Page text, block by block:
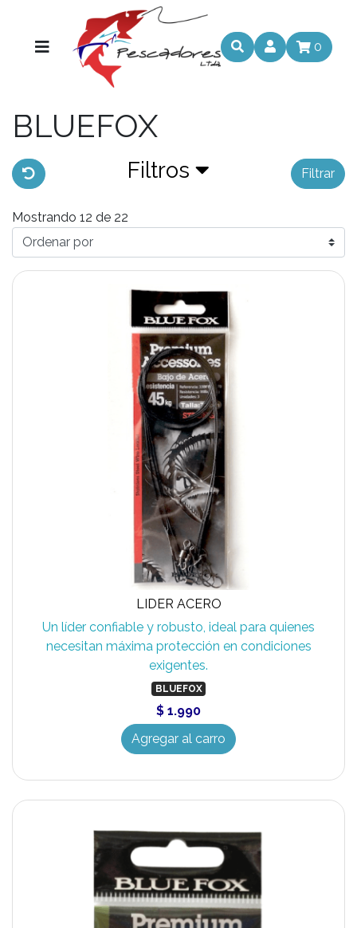
0
BLUEFOX
Filtros Filtrar
Mostrando 12 de 22
LIDER ACERO
Un líder confiable y robusto, ideal para quienes
necesitan máxima protección en condiciones
exigentes.
BLUEFOX
$ 1.990
Agregar al carro